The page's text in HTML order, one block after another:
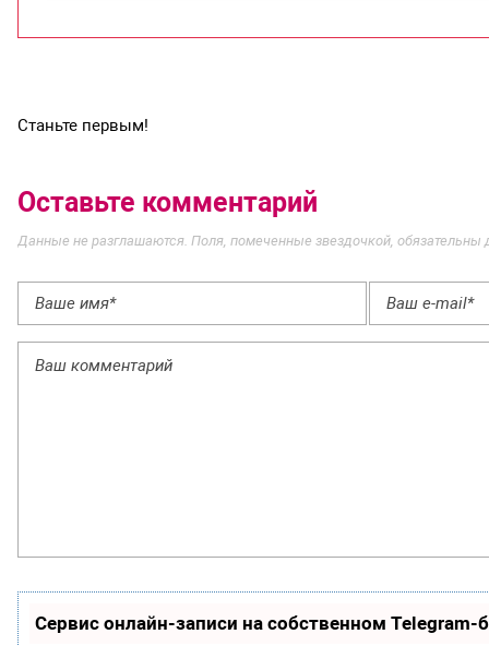
Станьте первым!
Оставьте комментарий
Данные не разглашаются. Поля, помеченные звездочкой, обязательны
Сервис онлайн-записи на собственном Telegram-